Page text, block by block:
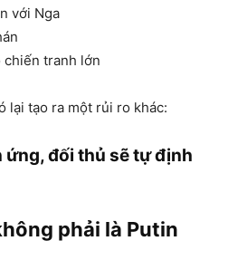
với Nga
chiến tranh lớn
lại tạo ra một rủi ro khác:
ứng, đối thủ sẽ tự định
phải là Putin